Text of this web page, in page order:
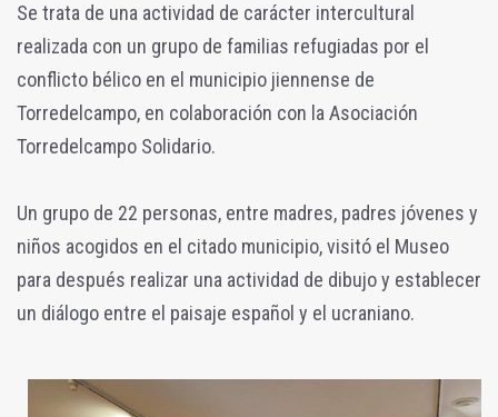
Se trata de una actividad de carácter intercultural
realizada con un grupo de familias refugiadas por el
conflicto bélico en el municipio jiennense de
Torredelcampo, en colaboración con la Asociación
Torredelcampo Solidario.
Un grupo de 22 personas, entre madres, padres jóvenes y
niños acogidos en el citado municipio, visitó el Museo
para después realizar una actividad de dibujo y establecer
un diálogo entre el paisaje español y el ucraniano.